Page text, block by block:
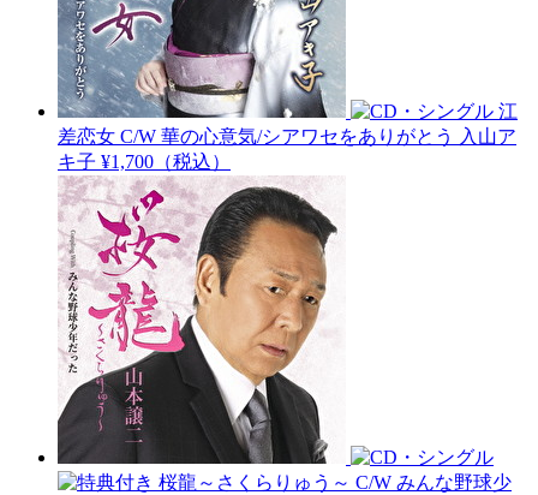
江
差恋女 C/W 華の心意気/シアワセをありがとう
入山ア
キ子 ¥1,700（税込）
桜龍～さくらりゅう～ C/W みんな野球少